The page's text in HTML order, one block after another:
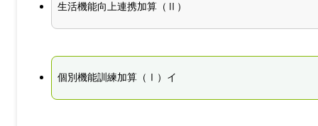
生活機能向上連携加算（Ⅱ）
個別機能訓練加算（Ⅰ）イ